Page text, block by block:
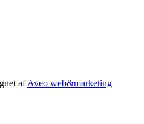
afAveo web&marketing